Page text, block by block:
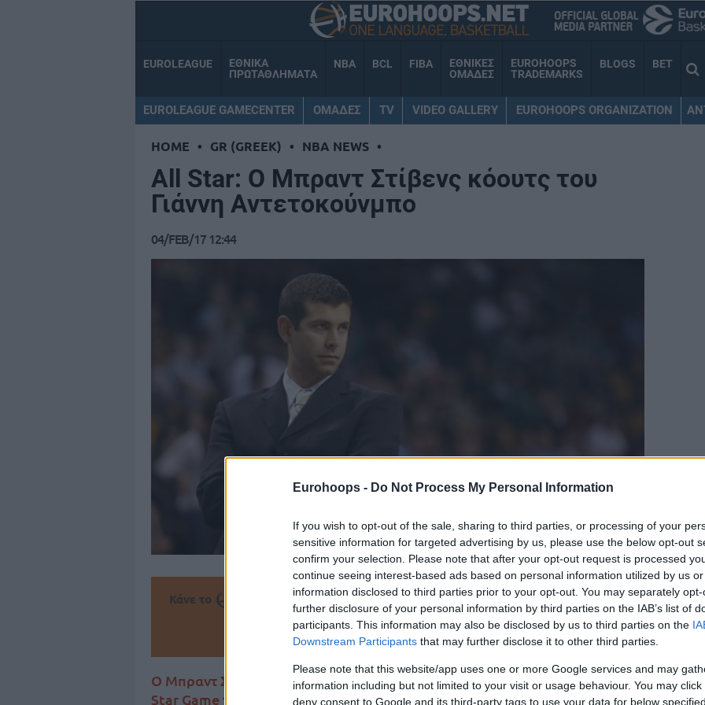
Eurohoops - Do Not Process My Personal Information
If you wish to opt-out of the sale, sharing to third parties, or processing of your
sensitive information for targeted advertising by us, please use the below opt-out
confirm your selection. Please note that after your opt-out request is processed
continue seeing interest-based ads based on personal information utilized by us
information disclosed to third parties prior to your opt-out. You may separately
further disclosure of your personal information by third parties on the IAB’s list of
participants. This information may also be disclosed by us to third parties on the
Downstream Participants that may further disclose it to other third parties.
Please note that this website/app uses one or more Google services and may
information including but not limited to your visit or usage behaviour. You may
deny consent to Google and its third-party tags to use your data for below
EUROLEAGUE
ΕΘΝΙΚΑ
ΠΡΩΤΑΘΛΗΜΑΤΑ
NBA BCL FIBA
ΕΘΝΙΚΕΣ
ΟΜΑΔΕΣ
EUROHOOPS
TRADEMARKS
BLOGS BET
EUROLEAGUE GAMECENTER ΟΜΑΔΕΣ TV VIDEO GALLERY EUROHOOPS ORGANIZATION
HOME • GR (GREEK) • NBA NEWS •
All Star: Ο Μπραντ Στίβενς κόουτς του
Γιάννη Αντετοκούνμπο
04/FEB/17 12:44
Κάνε το την Αγαπημένη σου πηγή για Μπασκετική Ενημέρωση.
Πρόσθεσε το Eurohoops στην Google
Ο Μπραντ Στίβενς θα είναι ο προπονητής της ομάδας της Ανατολής στο All
Star Game της Νέας Ορλεάνης που θα γίνει στις 19 Φεβρουαρίου!